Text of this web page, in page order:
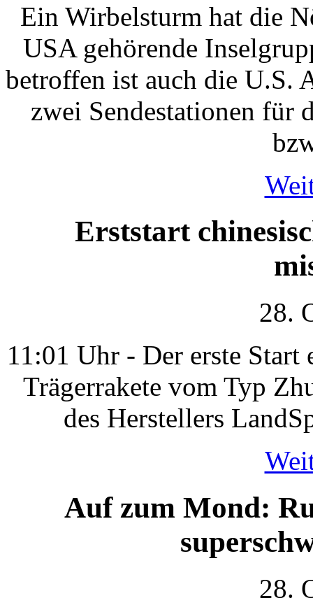
Ein Wirbelsturm hat die
USA gehörende
betroffen ist auch die U.S.
zwei Sendestationen für
Erststart
28.
11:01 Uhr - Der erste Start
Trägerrakete vom Typ
des Herstellers
Auf zum Mond:
28.